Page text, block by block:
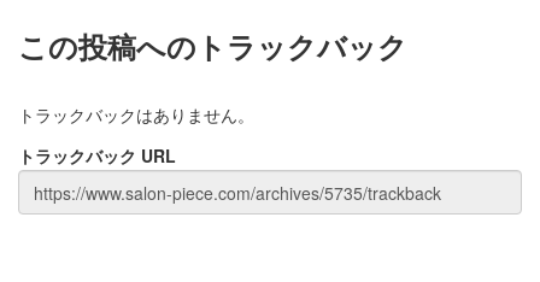
この投稿へのトラックバック
トラックバックはありません。
トラックバック URL